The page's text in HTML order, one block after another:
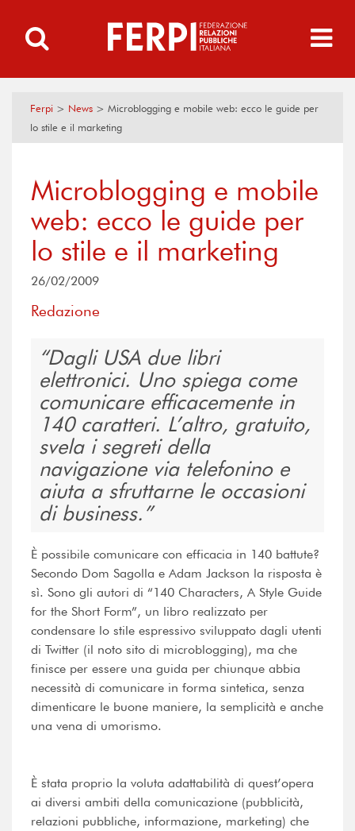
Ferpi > News > Microblogging e mobile web: ecco le guide per
lo stile e il marketing
Microblogging e mobile
web: ecco le guide per
lo stile e il marketing
26/02/2009
Redazione
Dagli USA due libri
elettronici. Uno spiega come
comunicare efficacemente in
140 caratteri. L’altro, gratuito,
svela i segreti della
navigazione via telefonino e
aiuta a sfruttarne le occasioni
di business.
È possibile comunicare con efficacia in 140 battute?
Secondo Dom Sagolla e Adam Jackson la risposta è
sì. Sono gli autori di “140 Characters, A Style Guide
for the Short Form”, un libro realizzato per
condensare lo stile espressivo sviluppato dagli utenti
di Twitter (il noto sito di microblogging), ma che
finisce per essere una guida per chiunque abbia
necessità di comunicare in forma sintetica, senza
dimenticare le buone maniere, la semplicità e anche
una vena di umorismo.
È stata proprio la voluta adattabilità di quest’opera
ai diversi ambiti della comunicazione (pubblicità,
relazioni pubbliche, informazione, marketing) che